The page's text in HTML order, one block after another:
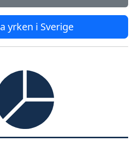
yrken i Sverige